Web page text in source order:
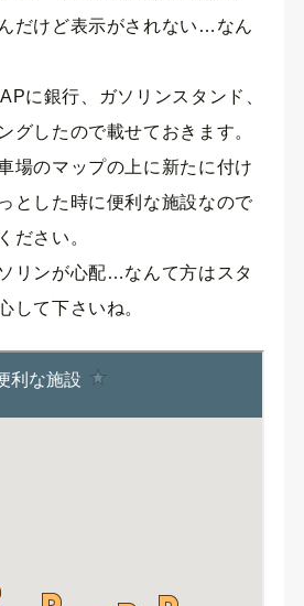
だけど表示がされない…なん
に銀行、ガソリンスタンド、
グしたので載せておきます。
場のマップの上に新たに付け
とした時に便利な施設なので
ださい。
リンが心配…なんて方はスタ
して下さいね。